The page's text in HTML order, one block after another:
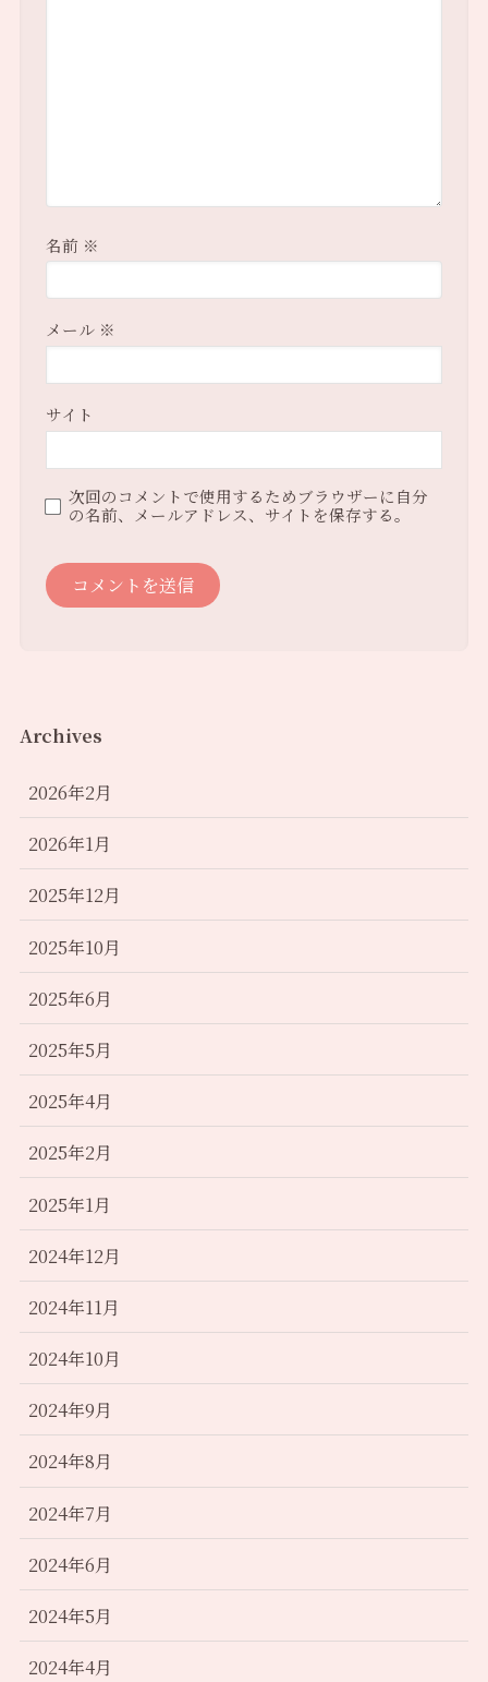
名前 ※
メール ※
サイト
次回のコメントで使用するためブラウザーに自分
の名前、メールアドレス、サイトを保存する。
Archives
2026年2月
2026年1月
2025年12月
2025年10月
2025年6月
2025年5月
2025年4月
2025年2月
2025年1月
2024年12月
2024年11月
2024年10月
2024年9月
2024年8月
2024年7月
2024年6月
2024年5月
2024年4月